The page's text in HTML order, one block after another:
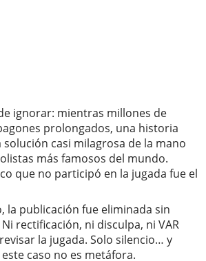
ignorar: mientras millones de
prolongados, una historia
casi milagrosa de la mano
más famosos del mundo.
que no participó en la jugada fue el
la publicación fue eliminada sin
rectificación, ni disculpa, ni VAR
la jugada. Solo silencio… y
caso no es metáfora.